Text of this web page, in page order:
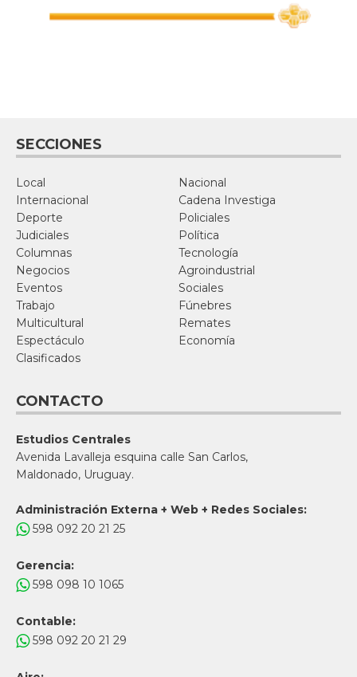
SECCIONES
Local
Nacional
Internacional
Cadena Investiga
Deporte
Policiales
Judiciales
Política
Columnas
Tecnología
Negocios
Agroindustrial
Eventos
Sociales
Trabajo
Fúnebres
Multicultural
Remates
Espectáculo
Economía
Clasificados
CONTACTO
Estudios Centrales
Avenida Lavalleja esquina calle San Carlos,
Maldonado, Uruguay.
Administración Externa + Web + Redes Sociales:
598 092 20 21 25
Gerencia:
598 098 10 1065
Contable:
598 092 20 21 29